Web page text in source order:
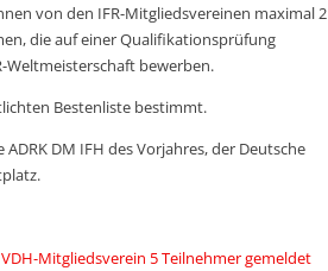
von den IFR-Mitgliedsvereinen maximal 2
die auf einer Qualifikationsprüfung
Weltmeisterschaft bewerben.
Bestenliste bestimmt.
DM IFH des Vorjahres, der Deutsche
Mitgliedsverein 5 Teilnehmer gemeldet